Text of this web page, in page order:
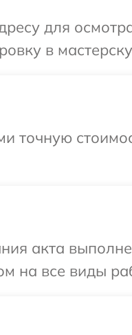
для
в
точную
акта
на все виды